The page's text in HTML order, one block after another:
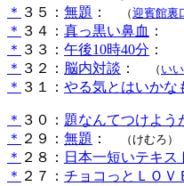
＊ ３５： 無題 ： （迎賓館裏
＊ ３４： 真っ黒い鼻血 ：
＊ ３３： 午後10時40分 ：
＊ ３２： 脳内対談 ： （ い
＊ ３１： やる気とはいかな
＊ ３０： 題なんてつけよう
＊ ２９： 無題 ： （けむろ）
＊ ２８： 日本一短いテキス
＊ ２７： チョコっとＬＯＶ